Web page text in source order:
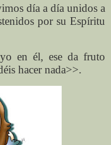
día a día unidos a
por su Espíritu
en él, ese da fruto
hacer nada>>.